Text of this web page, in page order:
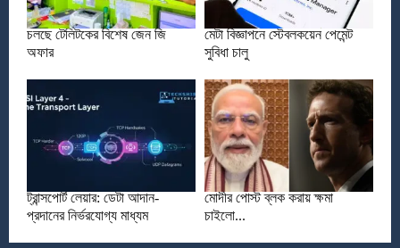
চলছে টেলিটকের বিশেষ জেন জি
অফার
মেটা বিজ্ঞাপনে স্টেবলকয়েন পেমেন্ট
সুবিধা চালু
ট্রান্সপোর্ট লেয়ার: ডেটা আদান-
প্রদানের নির্ভরযোগ্য মাধ্যম
মোদীর পোস্ট ব্লক করায় ক্ষমা
চাইলো...